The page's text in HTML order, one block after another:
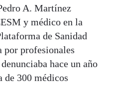
A. Martínez
y médico en la
de Sanidad
por profesionales
hace un año
de 300 médicos